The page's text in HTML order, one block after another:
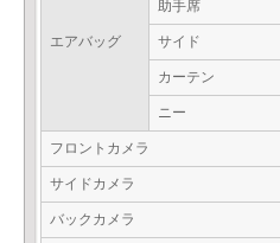
エアバッグ
助手席
サイド
カーテン
ニー
フロントカメラ
サイドカメラ
バックカメラ